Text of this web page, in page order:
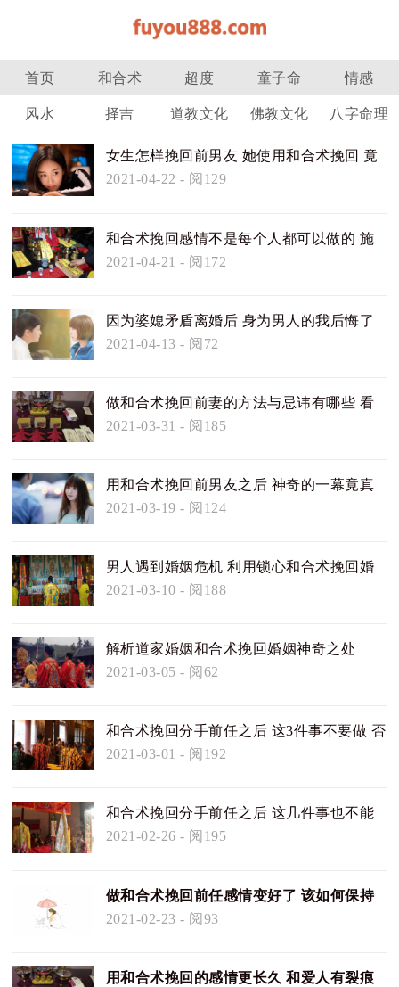
首页 和合术 超度 童子命 情感
风水 择吉 道教文化 佛教文化 八字命理
女生怎样挽回前男友 她使用和合术挽回 竟
然成功了
2021-04-22 - 阅129
和合术挽回感情不是每个人都可以做的 施
法的条件必须满足
2021-04-21 - 阅172
因为婆媳矛盾离婚后 身为男人的我后悔了
幸遇和合术挽回家庭
2021-04-13 - 阅72
做和合术挽回前妻的方法与忌讳有哪些 看
看这篇你就明白
2021-03-31 - 阅185
用和合术挽回前男友之后 神奇的一幕竟真
的发生了
2021-03-19 - 阅124
男人遇到婚姻危机 利用锁心和合术挽回婚
姻 是当今很多人的选择
2021-03-10 - 阅188
解析道家婚姻和合术挽回婚姻神奇之处
2021-03-05 - 阅62
和合术挽回分手前任之后 这3件事不要做 否
则失效
2021-03-01 - 阅192
和合术挽回分手前任之后 这几件事也不能
做
2021-02-26 - 阅195
做和合术挽回前任感情变好了 该如何保持
2021-02-23 - 阅93
用和合术挽回的感情更长久 和爱人有裂痕